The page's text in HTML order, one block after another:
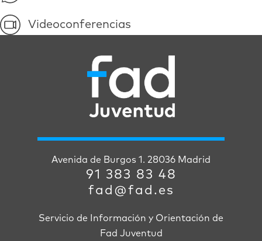
Videoconferencias
Avenida de Burgos 1. 28036 Madrid
91 383 83 48
fad@fad.es
Servicio de Información y Orientación de
Fad Juventud